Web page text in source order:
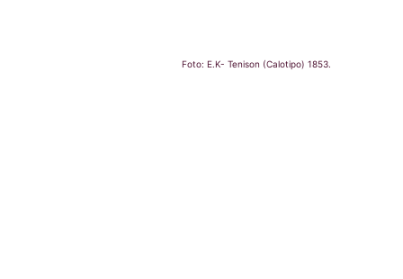
Foto: E.K- Tenison (Calotipo) 1853.